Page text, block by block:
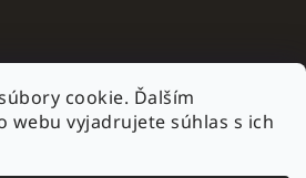
cookie. Ďalším
webu vyjadrujete súhlas s ich
AC mobile.cz